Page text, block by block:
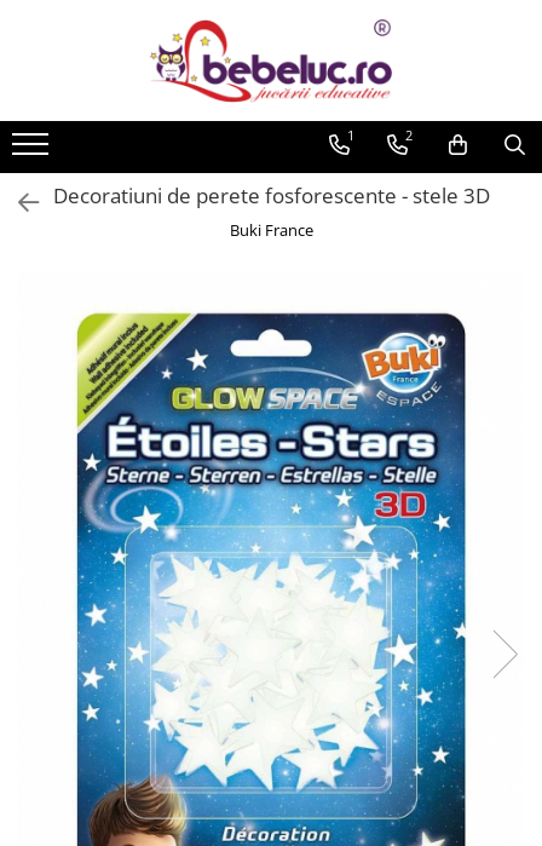
Toate Produsele
Jucarii pe varste
Jucarii educative
Set constructie copii
Seturi Experimente pentru copii
Organele Corpului Uman
Roboti de jucarie
Jucarii Creativitate
Lucru manual copii
Plastilina
Seturi de desen
Seturi de pictura pentru copii
Tatuaje Copii
Nisip kinetic
Jucarii interactive
Proiector pentru copii
Instrumente muzicale pentru copii
Caruseluri muzicale
Joc de rol
Storytelling
1 2
Decoratiuni de perete fosforescente - stele 3D
Buki France